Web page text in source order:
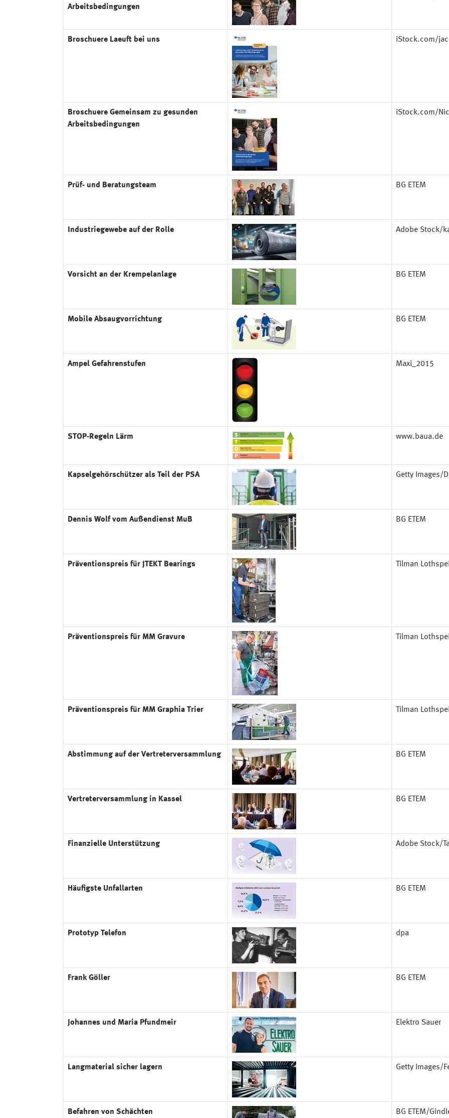
Arbeitsbedingungen
Broschuere Laeuft bei uns iStock.com/
Broschuere Gemeinsam zu gesunden
Arbeitsbedingungen
iStock.com/
Prüf- und Beratungsteam BG ETEM
Industriegewebe auf der Rolle Adobe Stock/
Vorsicht an der Krempelanlage BG ETEM
Mobile Absaugvorrichtung BG ETEM
Ampel Gefahrenstufen Maxi_2015
STOP-Regeln Lärm www.baua.de
Kapselgehörschützer als Teil der PSA Getty Images/
Dennis Wolf vom Außendienst MuB BG ETEM
Präventionspreis für JTEKT Bearings Tilman
Präventionspreis für MM Gravure Tilman
Präventionspreis für MM Graphia Trier Tilman
Abstimmung auf der Vertreterversammlung BG ETEM
Vertreterversammlung in Kassel BG ETEM
Finanzielle Unterstützung Adobe Stock/
Häufigste Unfallarten BG ETEM
Prototyp Telefon dpa
Frank Göller BG ETEM
Johannes und Maria Pfundmeir Elektro Sauer
Langmaterial sicher lagern Getty Images/
Befahren von Schächten BG ETEM/